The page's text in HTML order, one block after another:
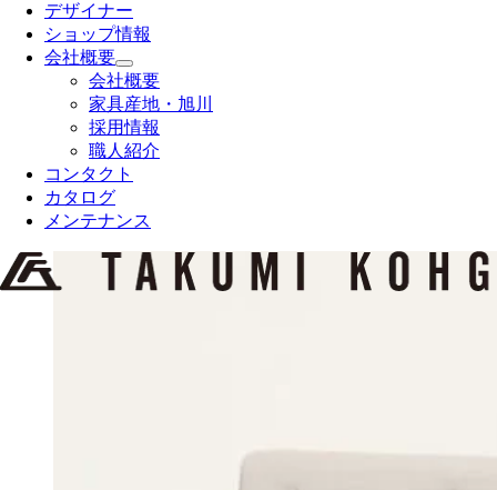
デザイナー
ショップ情報
会社概要
会社概要
家具産地・旭川
採用情報
職人紹介
コンタクト
カタログ
メンテナンス
Larger